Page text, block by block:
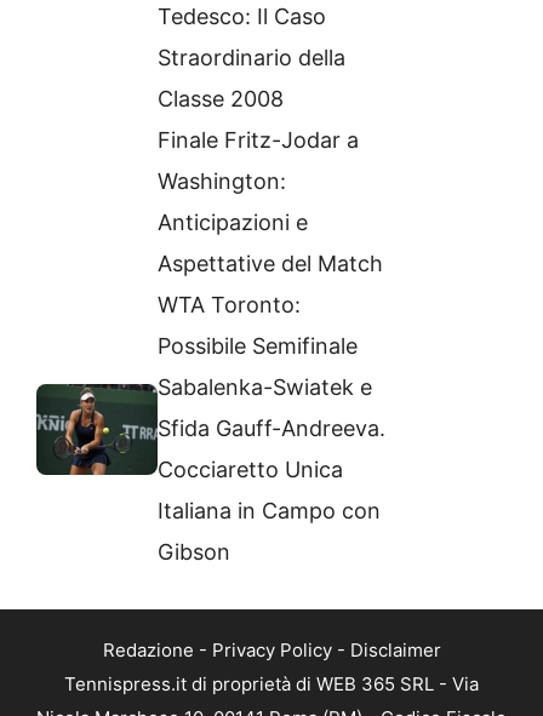
Tedesco: Il Caso
Straordinario della
Classe 2008
Finale Fritz-Jodar a
Washington:
Anticipazioni e
Aspettative del Match
WTA Toronto:
Possibile Semifinale
Sabalenka-Swiatek e
Sfida Gauff-Andreeva.
Cocciaretto Unica
Italiana in Campo con
Gibson
Redazione - Privacy Policy- Disclaimer
Tennispress.it di proprietà di WEB 365 SRL - Via